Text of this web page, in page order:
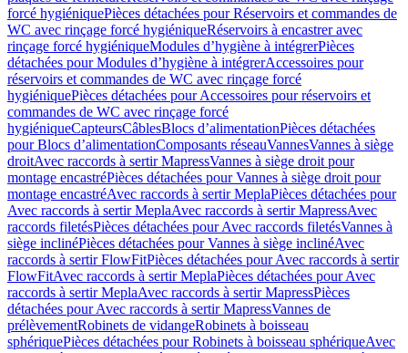
forcé hygiéniquePièces détachées pour Réservoirs et commandes de
WC avec rinçage forcé hygiéniqueRéservoirs à encastrer avec
rinçage forcé hygiéniqueModules d’hygiène à intégrerPièces
détachées pour Modules d’hygiène à intégrerAccessoires pour
réservoirs et commandes de WC avec rinçage forcé
hygiéniquePièces détachées pour Accessoires pour réservoirs et
commandes de WC avec rinçage forcé
hygiéniqueCapteursCâblesBlocs d’alimentationPièces détachées
pour Blocs d’alimentationComposants réseauVannesVannes à siège
droitAvec raccords à sertir MapressVannes à siège droit pour
montage encastréPièces détachées pour Vannes à siège droit pour
montage encastréAvec raccords à sertir MeplaPièces détachées pour
Avec raccords à sertir MeplaAvec raccords à sertir MapressAvec
raccords filetésPièces détachées pour Avec raccords filetésVannes à
siège inclinéPièces détachées pour Vannes à siège inclinéAvec
raccords à sertir FlowFitPièces détachées pour Avec raccords à sertir
FlowFitAvec raccords à sertir MeplaPièces détachées pour Avec
raccords à sertir MeplaAvec raccords à sertir MapressPièces
détachées pour Avec raccords à sertir MapressVannes de
prélèvementRobinets de vidangeRobinets à boisseau
sphériquePièces détachées pour Robinets à boisseau sphériqueAvec